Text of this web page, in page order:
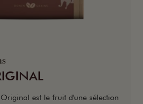
est le fruit d'une sélection